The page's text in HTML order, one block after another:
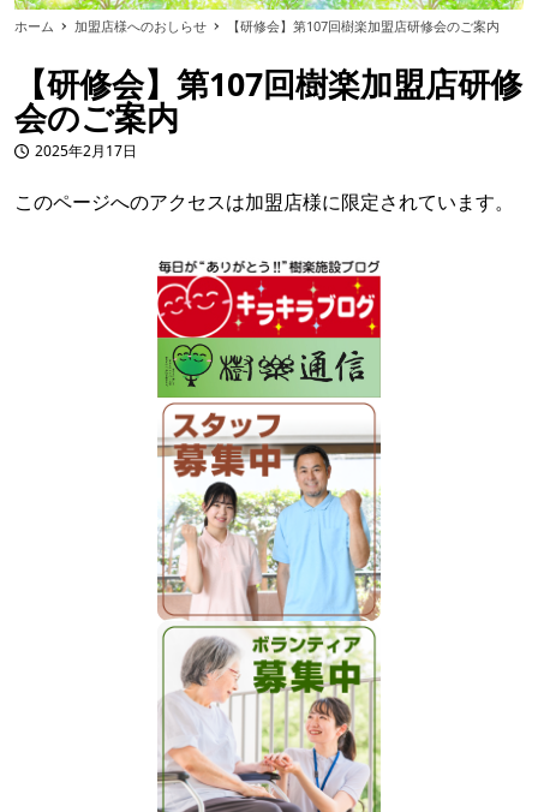
ホーム 加盟店様へのおしらせ 【研修会】第107回樹楽加盟店研修会のご案内
【研修会】第107回樹楽加盟店研修
会のご案内
投稿日2025年2月17日
このページへのアクセスは加盟店様に限定されています。